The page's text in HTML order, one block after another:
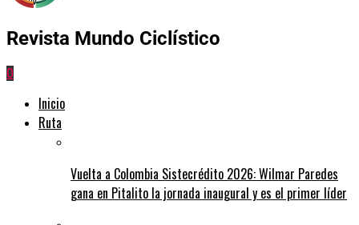
Revista Mundo Ciclístico
0
Inicio
Ruta
Vuelta a Colombia Sistecrédito 2026: Wilmar Paredes
gana en Pitalito la jornada inaugural y es el primer líder